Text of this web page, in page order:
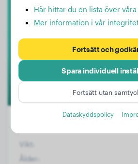
Baby
Vikt:
Ålder:
Här hittar du en lista över
Mer information i vår
Fortsätt och
Spara individuell
Fortsätt utan
Dataskyddspolicy